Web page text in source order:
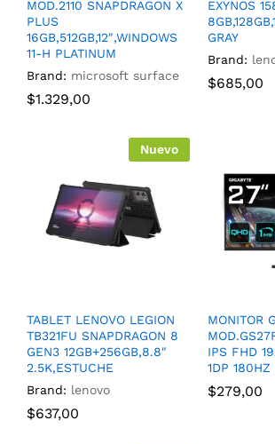
MOD.2110 SNAPDRAGON X
PLUS
16GB,512GB,12″,WINDOWS
11-H PLATINUM
Brand: microsoft surface
$1.329,00
EXYNOS
GRAY
Brand:
$685,00
Nuevo
TABLET LENOVO LEGION
TB321FU SNAPDRAGON 8
GEN3 12GB+256GB,8.8″
2.5K,ESTUCHE
Brand: lenovo
$637,00
MONITOR
IPS FHD
1DP
$279,00